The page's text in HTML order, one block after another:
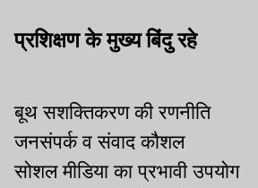
प्रशिक्षण के मुख्य बिंदु रहे
बूथ सशक्तिकरण की रणनीति
जनसंपर्क व संवाद कौशल
सोशल मीडिया का प्रभावी उपयोग